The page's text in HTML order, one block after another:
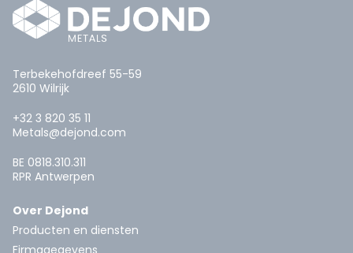
Terbekehofdreef 55-59
2610 Wilrijk
+32 3 820 35 11
Metals@dejond.com
BE 0818.310.311
RPR Antwerpen
Over Dejond
Producten en diensten